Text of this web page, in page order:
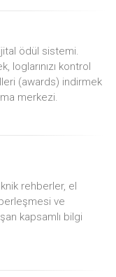
ödül sistemi.
loglarınızı kontrol
(awards) indirmek
merkezi.
rehberler, el
ve
kapsamlı bilgi